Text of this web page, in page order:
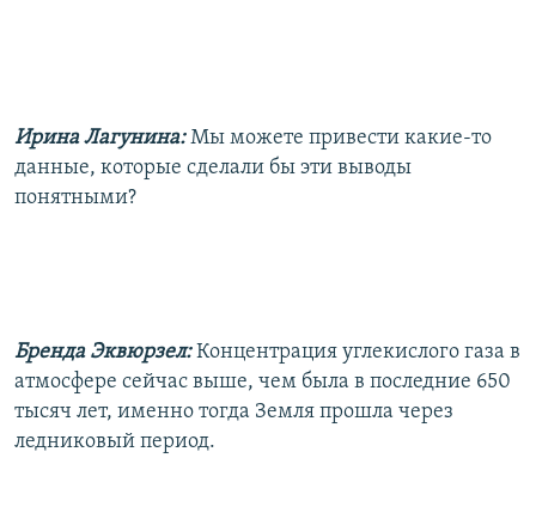
Ирина Лагунина:Мы можете привести какие-то
данные, которые сделали бы эти выводы
понятными?
Бренда Эквюрзел:Концентрация углекислого газа в
атмосфере сейчас выше, чем была в последние 650
тысяч лет, именно тогда Земля прошла через
ледниковый период.